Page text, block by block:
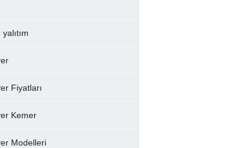
Fiyatları
Kemer
Modelleri